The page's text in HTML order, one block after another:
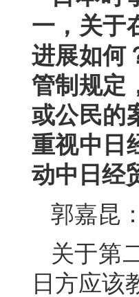
一，关于
进展如何
管制规定
或公民的
重视中日
动中日经
郭嘉昆
关于第
日方应该